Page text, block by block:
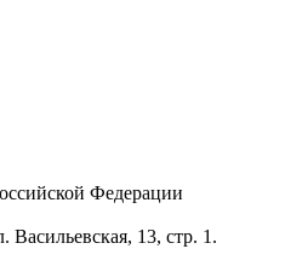
Федерации
Васильевская, 13, стр. 1.